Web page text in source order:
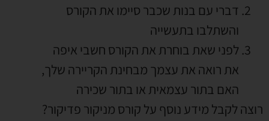
דברי עם בנות שכבר סיימו את הקורס
והשתלבו בתעשייה
לפני שאת בוחרת את הקורס חשבי איפה
את רואה את עצמך מבחינת הקריירה שלך,
האם בתור עצמאית או בתור שכירה
רוצה לקבל מידע נוסף על קורס מניקור פדיקור?